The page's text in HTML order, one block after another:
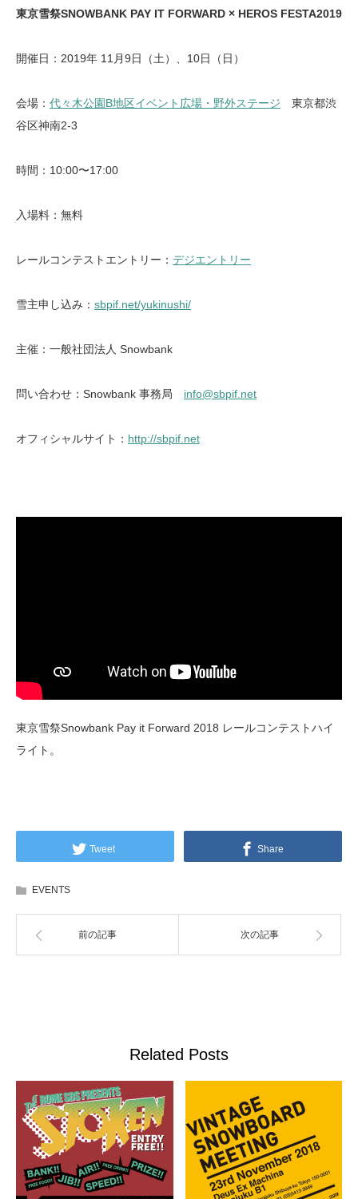
東京雪祭SNOWBANK PAY IT FORWARD × HEROS FESTA2019
開催日：2019年 11月9日（土）、10日（日）
会場： 代々木公園B地区イベント広場・野外ステージ 東京都渋
谷区神南2-3
時間：10:00〜17:00
入場料：無料
レールコンテストエントリー： デジエントリー
雪主申し込み： sbpif.net/yukinushi/
主催：一般社団法人 Snowbank
問い合わせ：Snowbank 事務局 info@sbpif.net
オフィシャルサイト： http://sbpif.net
東京雪祭Snowbank Pay it Forward 2018 レールコンテストハイ
ライト。
Tweet Share
EVENTS
前の記事 次の記事
Related Posts